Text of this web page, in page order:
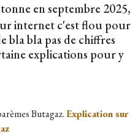
en septembre 2025,
internet c'est flou pour
bla bla pas de chiffres
explications pour y
Butagaz.Explication sur